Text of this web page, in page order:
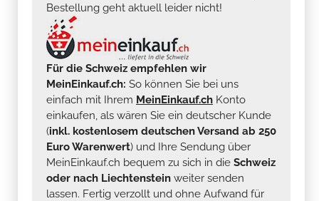
Bestellung geht aktuell leider nicht!
Für die Schweiz empfehlen wir
MeinEinkauf.ch: So können Sie bei uns
einfach mit Ihrem MeinEinkauf.ch Konto
einkaufen, als wären Sie ein deutscher Kunde
(inkl. kostenlosem deutschen Versand ab 250
Euro Warenwert) und Ihre Sendung über
MeinEinkauf.ch bequem zu sich in die Schweiz
oder nach Liechtenstein weiter senden
lassen. Fertig verzollt und ohne Aufwand für